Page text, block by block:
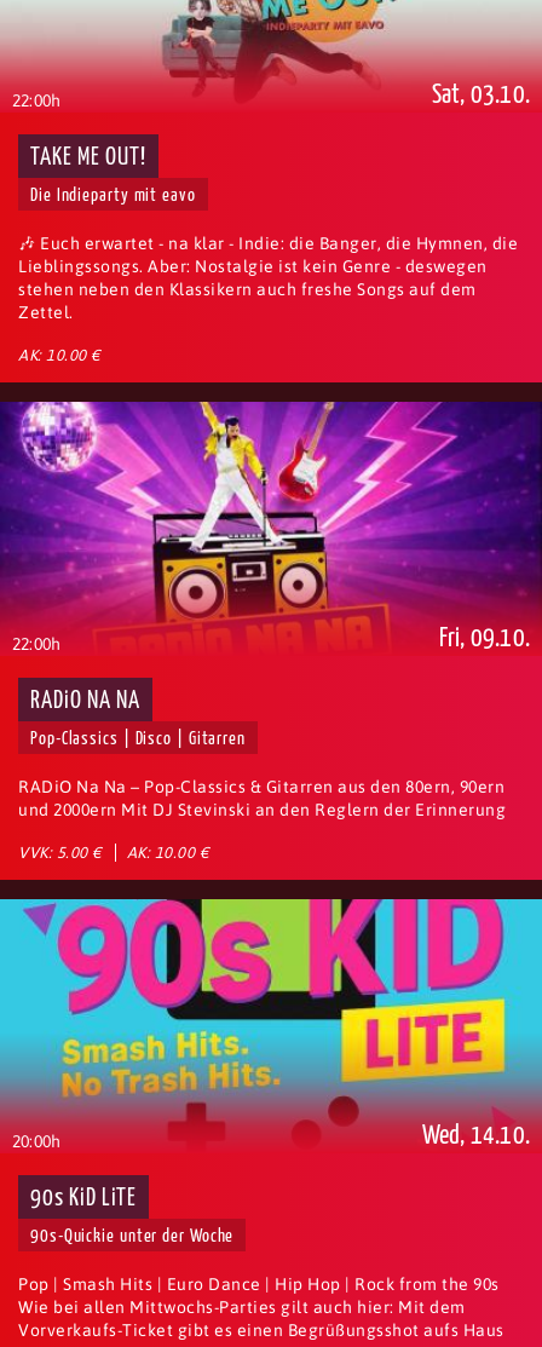
22:00h Sat, 03.10.
TAKE ME OUT!
Die Indieparty mit eavo
🎶 Euch erwartet - na klar - Indie: die Banger, die Hymnen, die
Lieblingssongs. Aber: Nostalgie ist kein Genre - deswegen
stehen neben den Klassikern auch freshe Songs auf dem
Zettel.
AK: 10.00 €
22:00h Fri, 09.10.
RADiO NA NA
Pop-Classics | Disco | Gitarren
RADiO Na Na – Pop-Classics & Gitarren aus den 80ern, 90ern
und 2000ern Mit DJ Stevinski an den Reglern der Erinnerung
VVK: 5.00 € AK: 10.00 €
20:00h Wed, 14.10.
90s KiD LiTE
90s-Quickie unter der Woche
Pop | Smash Hits | Euro Dance | Hip Hop | Rock from the 90s
Wie bei allen Mittwochs-Parties gilt auch hier: Mit dem
Vorverkaufs-Ticket gibt es einen Begrüßungsshot aufs Haus